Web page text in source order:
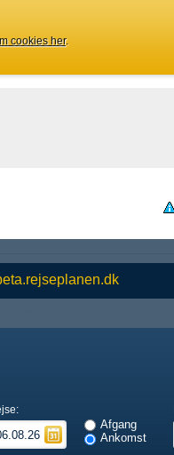
cookies her.
Afgang
Ankomst